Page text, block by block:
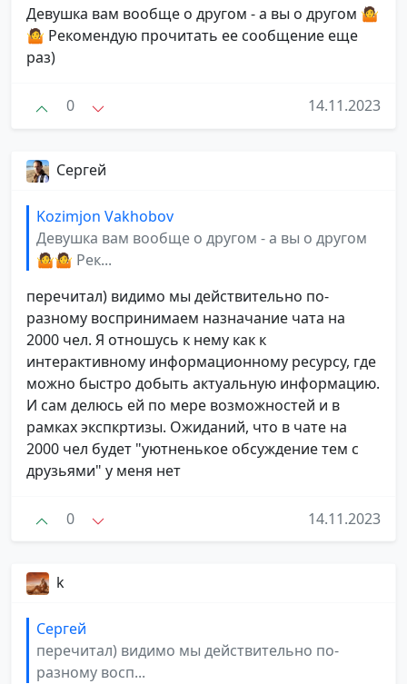
Девушка вам вообще о другом - а вы о другом 🤷
🤷 Рекомендую прочитать ее сообщение еще
раз)
0 14.11.2023
Сергей
Kozimjon Vakhobov
Девушка вам вообще о другом - а вы о другом
🤷🤷 Рек...
перечитал) видимо мы действительно по-
разному воспринимаем назначание чата на
2000 чел. Я отношусь к нему как к
интерактивному информационному ресурсу, где
можно быстро добыть актуальную информацию.
И сам делюсь ей по мере возможностей и в
рамках экспкртизы. Ожиданий, что в чате на
2000 чел будет "уютненькое обсуждение тем с
друзьями" у меня нет
0 14.11.2023
k
Сергей
перечитал) видимо мы действительно по-
разному восп...